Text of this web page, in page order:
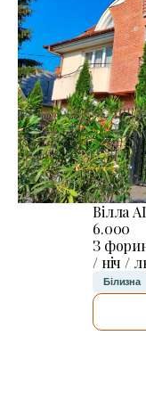
Вілла
6.000
З
/ ніч /
Білизна